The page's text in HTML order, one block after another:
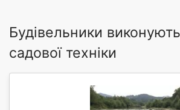
Будівельники
садової техніки